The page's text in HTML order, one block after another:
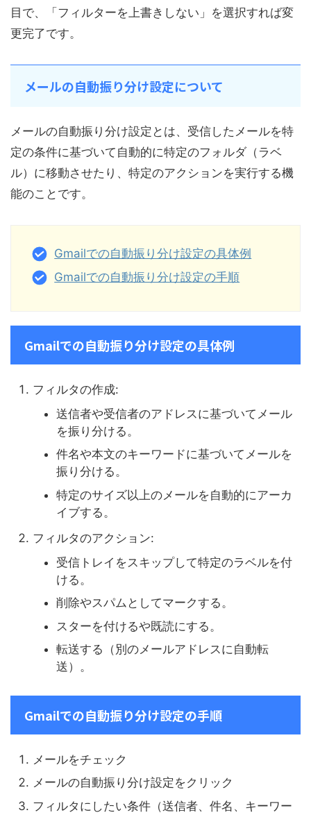
目で、「フィルターを上書きしない」を選択すれば変
更完了です。
メールの自動振り分け設定について
メールの自動振り分け設定とは、受信したメールを特
定の条件に基づいて自動的に特定のフォルダ（ラベ
ル）に移動させたり、特定のアクションを実行する機
能のことです。
Gmailでの自動振り分け設定の具体例
Gmailでの自動振り分け設定の手順
Gmailでの自動振り分け設定の具体例
フィルタの作成:
送信者や受信者のアドレスに基づいてメール
を振り分ける。
件名や本文のキーワードに基づいてメールを
振り分ける。
特定のサイズ以上のメールを自動的にアーカ
イブする。
フィルタのアクション:
受信トレイをスキップして特定のラベルを付
ける。
削除やスパムとしてマークする。
スターを付けるや既読にする。
転送する（別のメールアドレスに自動転
送）。
Gmailでの自動振り分け設定の手順
メールをチェック
メールの自動振り分け設定をクリック
フィルタにしたい条件（送信者、件名、キーワー